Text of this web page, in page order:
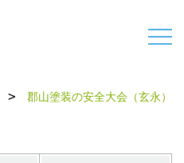
郡山塗装の安全大会（玄永）